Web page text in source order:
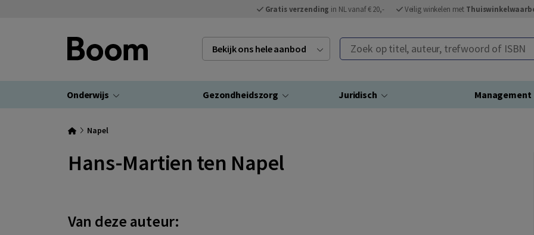
Gratis verzending in NL vanaf € 20,- Veilig winkelen met
Bekijk ons hele aanbod Zoek op titel, auteur, trefwoord of ISBN
Onderwijs Gezondheidszorg Juridisch Management
Napel
Hans-Martien ten Napel
Van deze auteur: